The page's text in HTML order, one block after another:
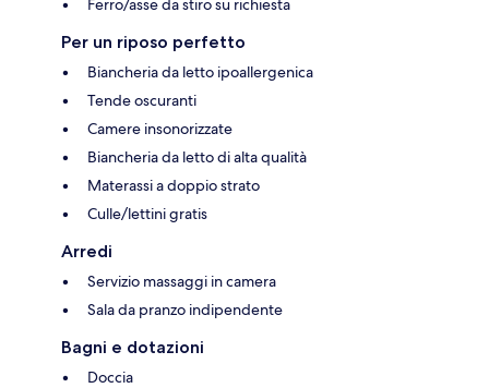
Ferro/asse da stiro su richiesta
Per un riposo perfetto
Biancheria da letto ipoallergenica
Tende oscuranti
Camere insonorizzate
Biancheria da letto di alta qualità
Materassi a doppio strato
Culle/lettini gratis
Arredi
Servizio massaggi in camera
Sala da pranzo indipendente
Bagni e dotazioni
Doccia